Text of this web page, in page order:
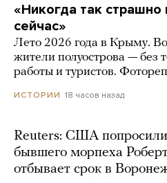
«Никогда так
сейчас»
Лето 2026 года в Крыму.
жители полуострова — без
работы и туристов.
ИСТОРИИ 18 часов назад
Reuters: США попросили
бывшего морпеха
отбывает срок в